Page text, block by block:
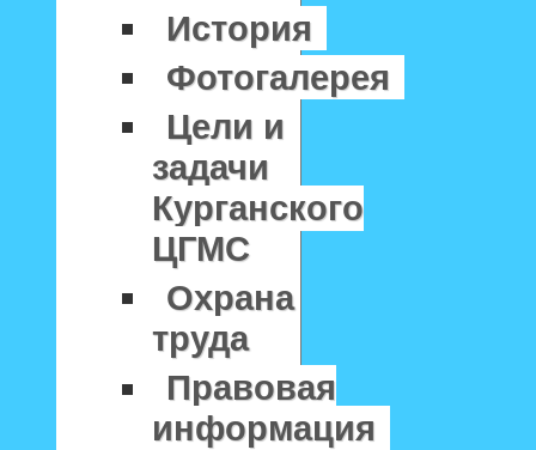
История
Фотогалерея
Цели и
задачи
Курганского
ЦГМС
Охрана
труда
Правовая
информация